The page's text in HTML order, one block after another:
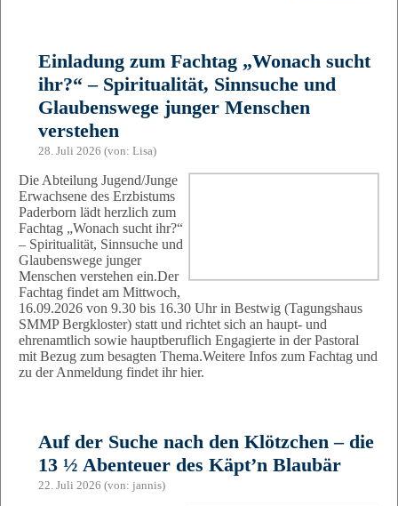
Einladung zum Fachtag „Wonach sucht
ihr?“ – Spiritualität, Sinnsuche und
Glaubenswege junger Menschen
verstehen
28. Juli 2026 (von: Lisa)
Die Abteilung Jugend/Junge
Erwachsene des Erzbistums
Paderborn lädt herzlich zum
Fachtag „Wonach sucht ihr?“
– Spiritualität, Sinnsuche und
Glaubenswege junger
Menschen verstehen ein.Der
Fachtag findet am Mittwoch,
16.09.2026 von 9.30 bis 16.30 Uhr in Bestwig (Tagungshaus
SMMP Bergkloster) statt und richtet sich an haupt- und
ehrenamtlich sowie hauptberuflich Engagierte in der Pastoral
mit Bezug zum besagten Thema.Weitere Infos zum Fachtag und
zu der Anmeldung findet ihr hier.
Auf der Suche nach den Klötzchen – die
13 ½ Abenteuer des Käpt’n Blaubär
22. Juli 2026 (von: jannis)